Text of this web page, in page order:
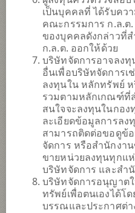
SCBRMCLEAN(A)
กองทุนเปิดไทยพาณิชย์ Global Clean
(ชนิดสะสมมูลค่า)
ระดับความเสี่ยง
NAV ประจำวัน
(ตามสกุลเงินของกองทุน)
SCBRMUSA(A)
กองทุนเปิดไทยพาณิชย์ หุ้นยูเอส แอ
สะสมมูลค่า)
เป็นบุคคลที่ ได้รับคว
คณะกรรมการ ก.ล.ต
ของบุคคลดังกล่าวที่
ก.ล.ต. ออกให้ด้วย
บริษัทจัดการอาจลง
อื่นเพื่อบริษัทจัดการเ
ลงทุนใน หลักทรัพย์
รวมตามหลักเกณฑ์ที่
สนใจจะลงทุนในกอ
ละเอียดข้อมูลการล
สามารถติดต่อขอดูข้
จัดการ หรือสำนักงา
ขายหน่วยลงทุนทุกแห่
บริษัทจัดการ และสำ
บริษัทจัดการอนุญาต
ทรัพย์เพื่อตนเองได้โ
บรรณและประกาศต่